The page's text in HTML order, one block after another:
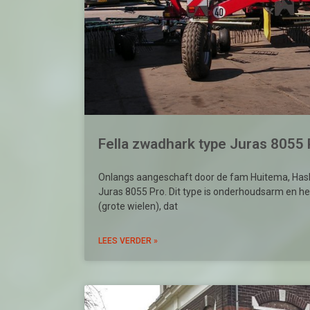
Fella zwadhark type Juras 8055
Onlangs aangeschaft door de fam Huitema,
Juras 8055 Pro. Dit type is onderhoudsarm en
(grote wielen), dat
LEES VERDER »